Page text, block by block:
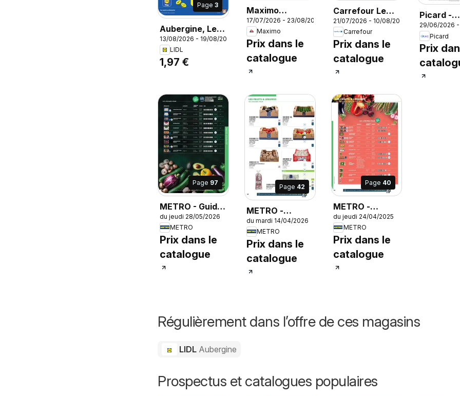
Page 3
Aubergine, Le
kilo Catégorie 1
13/08/2026 - 19/08/2026
LIDL
1,97 €
Maximo
catalogue
17/07/2026 - 23/08/2026
Maximo
Prix dans le
catalogue
Carrefour Le
meilleur de ma
région
21/07/2026 - 10/08/2026
Carrefour
Prix dans le
catalogue
Picard -
29/06/2026
Picard
Prix
Page 97
METRO - Guide
Italie
du jeudi 28/05/2026
METRO
Prix dans le
catalogue
Page 42
METRO -
Restauration
rapide
du mardi 14/04/2026
METRO
Prix dans le
catalogue
Page 40
METRO -
Restauration
rapide
du jeudi 24/04/2025
METRO
Prix dans le
catalogue
Régulièrement dans l’offre de ces magasins
LIDL Aubergine
Prospectus et catalogues populaires